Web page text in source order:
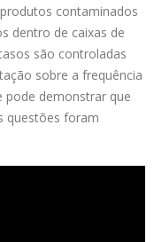
contaminados
dentro de caixas de
são controladas
sobre a frequência
pode demonstrar que
questões foram